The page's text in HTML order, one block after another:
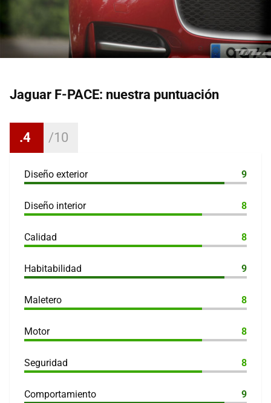
Jaguar F-PACE: nuestra puntuación
.4
Diseño exterior 9
Diseño interior 8
Calidad 8
Habitabilidad 9
Maletero 8
Motor 8
Seguridad 8
Comportamiento 9